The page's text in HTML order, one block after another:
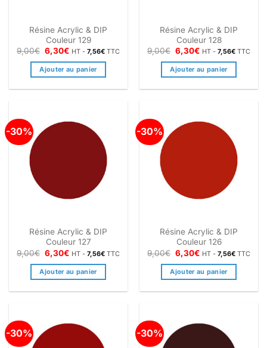
Résine Acrylic & DIP
Couleur 129
9,00€ Le
prix
initial
était :
6,30€Le
actuel
est :
HT -7,56€ TTC
Ajouter au panier
Résine Acrylic & DIP
Couleur 128
9,00€ Le
prix
initial
était :
6,30€Le
actuel
est :
HT -7,56€ TTC
Ajouter au panier
-30%
Résine Acrylic & DIP
Couleur 127
9,00€ Le
prix
initial
était :
6,30€Le
actuel
est :
HT -7,56€ TTC
Ajouter au panier
-30%
Résine Acrylic & DIP
Couleur 126
9,00€ Le
prix
initial
était :
6,30€Le
actuel
est :
HT -7,56€ TTC
Ajouter au panier
-30% -30%